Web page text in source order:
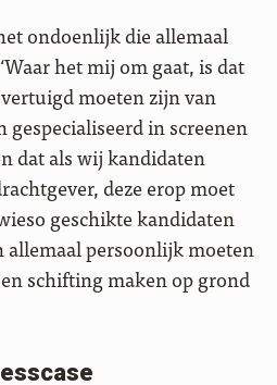
ondoenlijk die allemaal
het mij om gaat, is dat
moeten zijn van
in screenen
dat als wij kandidaten
deze erop moet
geschikte kandidaten
allemaal persoonlijk moeten
schifting maken op grond